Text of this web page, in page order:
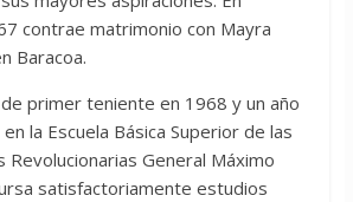
contrae matrimonio con Mayra
Baracoa.
primer teniente en 1968 y un año
la Escuela Básica Superior de las
Revolucionarias General Máximo
satisfactoriamente estudios